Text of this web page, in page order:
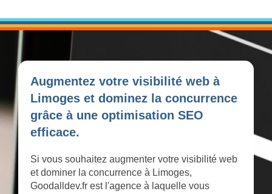
Augmentez votre visibilité web à
Limoges et dominez la concurrence
grâce à une optimisation SEO
efficace.
Si vous souhaitez augmenter votre visibilité web
et dominer la concurrence à Limoges,
Goodalldev.fr est l'agence à laquelle vous